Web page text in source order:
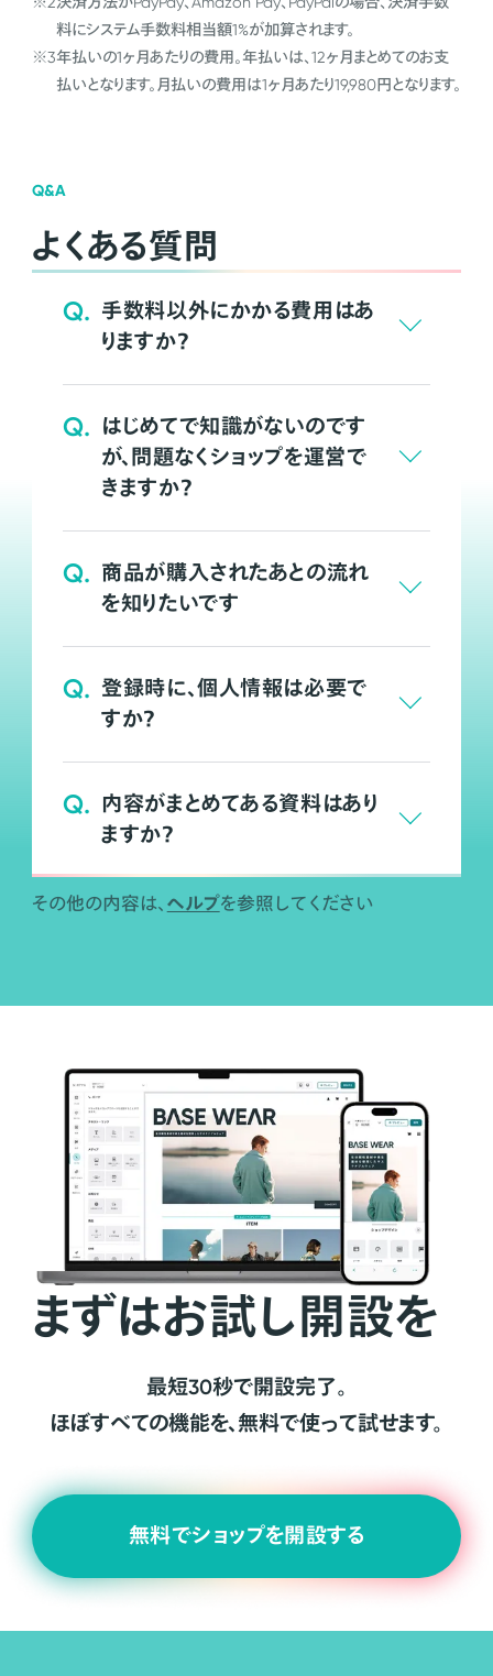
料にシステム手数料相当額1%が加算されます。
※3年払いの1ヶ月あたりの費用。年払いは、12ヶ月まとめてのお支
払いとなります。月払いの費用は1ヶ月あたり19,980円となります。
Q&A
よくある質問
Q. 手数料以外にかかる費用はあ
りますか？
Q. はじめてで知識がないのです
が、問題なくショップを運営で
きますか？
Q. 商品が購入されたあとの流れ
を知りたいです
Q. 登録時に、個人情報は必要で
すか？
Q. 内容がまとめてある資料はあり
ますか？
その他の内容は、 ヘルプを参照してください
まずはお試し開設を
最短30秒で開設完了。
ほぼすべての機能を、無料で使って試せます。
無料でショップを開設する